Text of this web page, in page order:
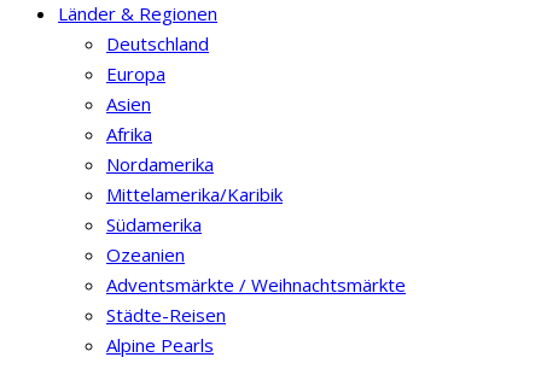
Länder & Regionen
Deutschland
Europa
Asien
Afrika
Nordamerika
Mittelamerika/Karibik
Südamerika
Ozeanien
Adventsmärkte / Weihnachtsmärkte
Städte-Reisen
Alpine Pearls